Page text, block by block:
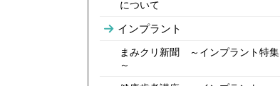
について
インプラント
まみクリ新聞 ～インプラント特集
～